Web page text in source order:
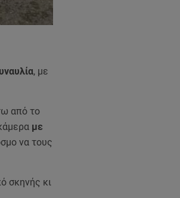
, με
από το
με
να τους
σκηνής κι